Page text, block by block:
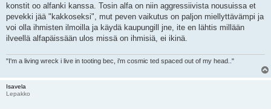
konstit oo alfanki kanssa. Tosin alfa on niin aggressiivista nousuissa et
pevekki jää "kakkoseksi", mut peven vaikutus on paljon miellyttävämpi ja
voi olla ihmisten ilmoilla ja käydä kaupungill jne, ite en lähtis millään
ilveellä alfapäissään ulos missä on ihmisiä, ei ikinä.
"I'm a living wreck i live in tooting bec, i'm cosmic ted spaced out of my head.."
Isavela
Lepakko